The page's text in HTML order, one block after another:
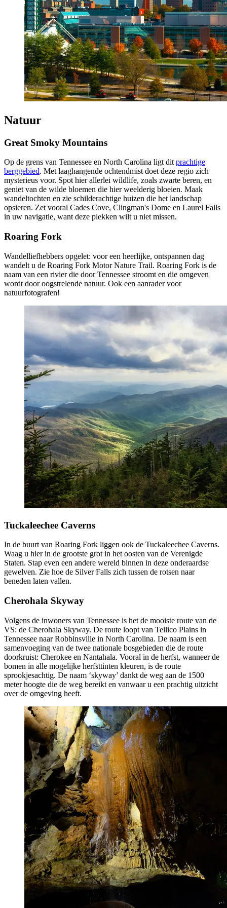
Natuur
Great Smoky Mountains
Op de grens van Tennessee en North Carolina ligt dit prachtige
berggebied. Met laaghangende ochtendmist doet deze regio zich
mysterieus voor. Spot hier allerlei wildlife, zoals zwarte beren, en
geniet van de wilde bloemen die hier weelderig bloeien. Maak
wandeltochten en zie schilderachtige huizen die het landschap
opsieren. Zet vooral Cades Cove, Clingman's Dome en Laurel Falls
in uw navigatie, want deze plekken wilt u niet missen.
Roaring Fork
Wandelliefhebbers opgelet: voor een heerlijke, ontspannen dag
wandelt u de Roaring Fork Motor Nature Trail. Roaring Fork is de
naam van een rivier die door Tennessee stroomt en die omgeven
wordt door oogstrelende natuur. Ook een aanrader voor
natuurfotografen!
Tuckaleechee Caverns
In de buurt van Roaring Fork liggen ook de Tuckaleechee Caverns.
Waag u hier in de grootste grot in het oosten van de Verenigde
Staten. Stap even een andere wereld binnen in deze onderaardse
gewelven. Zie hoe de Silver Falls zich tussen de rotsen naar
beneden laten vallen.
Cherohala Skyway
Volgens de inwoners van Tennessee is het de mooiste route van de
VS: de Cherohala Skyway. De route loopt van Tellico Plains in
Tennessee naar Robbinsville in North Carolina. De naam is een
samenvoeging van de twee nationale bosgebieden die de route
doorkruist: Cherokee en Nantahala. Vooral in de herfst, wanneer de
bomen in alle mogelijke herfsttinten kleuren, is de route
sprookjesachtig. De naam ‘skyway’ dankt de weg aan de 1500
meter hoogte die de weg bereikt en vanwaar u een prachtig uitzicht
over de omgeving heeft.